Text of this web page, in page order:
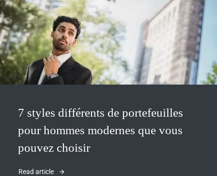
7 styles différents de portefeuilles
pour hommes modernes que vous
pouvez choisir
Read article